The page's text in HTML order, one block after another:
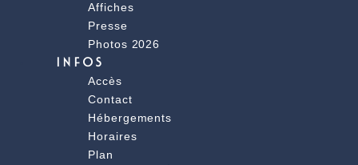
Affiches
Presse
Photos 2026
INFOS
Accès
Contact
Hébergements
Horaires
Plan